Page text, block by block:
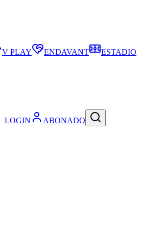
LOGIN ABONADO
V PLAY ENDAVANT
ESTADIO